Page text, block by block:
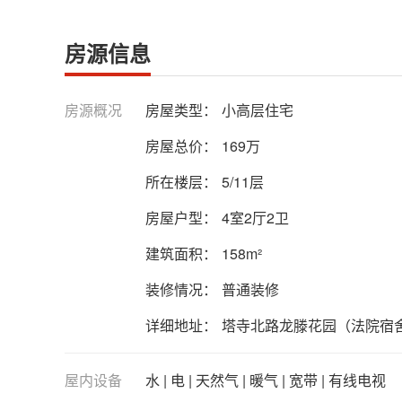
房源信息
房源概况 房屋类型：
小高层住宅
房屋总价：
169万
所在楼层：
5/11层
房屋户型：
4室2厅2卫
建筑面积：
158m²
装修情况：
普通装修
详细地址：
塔寺北路龙滕花园（法院宿
屋内设备 水 | 电 | 天然气 | 暖气 | 宽带 | 有线电视